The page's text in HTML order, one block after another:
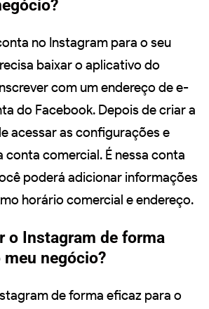
no Instagram para o seu
baixar o aplicativo do
com um endereço de e-
do Facebook. Depois de criar a
acessar as configurações e
conta comercial. É nessa conta
poderá adicionar informações
horário comercial e endereço.
o Instagram de forma
negócio?
de forma eficaz para o